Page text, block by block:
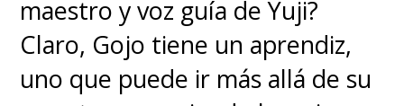
maestro y voz guía de Yuji?
Claro, Gojo tiene un aprendiz,
uno que puede ir más allá de su